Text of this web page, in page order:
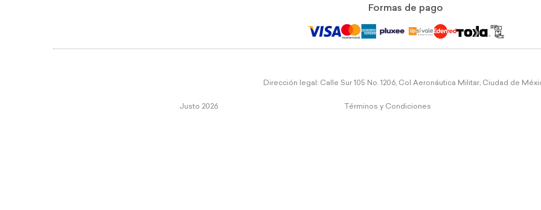
Formas de pago
Dirección legal: Calle Sur 105 No. 1206, Col Aeronáutica Militar, Ciudad de
Justo 2026 Términos y Condiciones